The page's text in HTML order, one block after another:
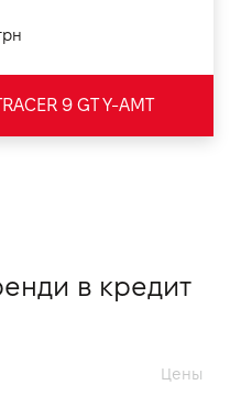
9 GT Y-AMT
в кредит
Цены